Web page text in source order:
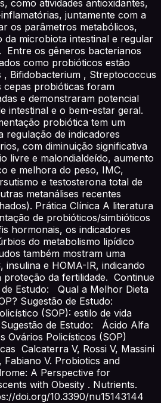
como atividades antioxidantes,
juntamente com a
os parâmetros metabólicos,
da microbiota intestinal e regular
Entre os gêneros bacterianos
como probióticos estão
, Bifidobacterium , Streptococcus
cepas probióticas foram
e demonstraram potencial
intestinal e o bem-estar geral.
probiótica tem um
regulação de indicadores
com diminuição significativa
livre e malondialdeído, aumento
e melhora do peso, IMC,
e testosterona total de
metanálises recentes
Prática Clínica A literatura
de probióticos/simbióticos
hormonais, os indicadores
do metabolismo lipídico
também mostram uma
insulina e HOMA-IR, indicando
proteção da fertilidade. Continue
de Estudo: Qual a Melhor Dieta
Sugestão de Estudo:
(SOP): estilo de vida
de Estudo: Ácido Alfa
Ovários Policísticos (SOP)
Calcaterra V, Rossi V, Massini
Fabiano V. Probiotics and
A Perspective for
with Obesity . Nutrients.
doi.org/10.3390/nu15143144